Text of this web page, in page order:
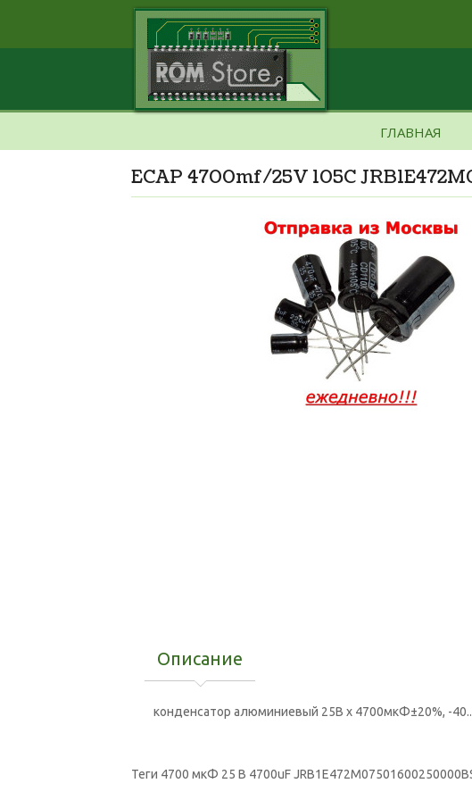
ГЛАВНАЯ
ECAP 4700mf/25V 105C
Описание
конденсатор алюминиевый 25В x 4700мкФ±20%, -
Теги 4700 мкФ 25 В 4700uF